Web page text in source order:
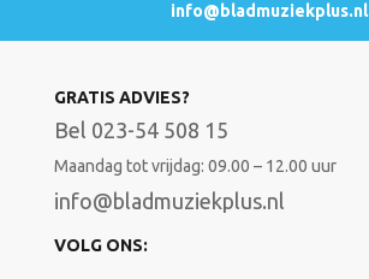
info@bladmuziekplus.nl
GRATIS ADVIES?
Bel 023-54 508 15
Maandag tot vrijdag: 09.00 – 12.00 uur
info@bladmuziekplus.nl
VOLG ONS: